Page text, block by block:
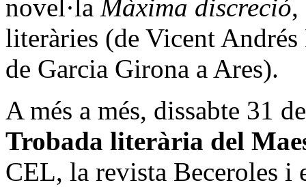
novel·la Màxima discreció,
literàries (de Vicent
de Garcia Girona a Ares).
A més a més, dissabte 31
Trobada literària del
CEL, la revista Beceroles i